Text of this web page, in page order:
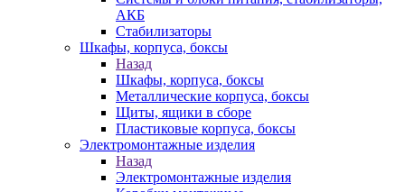
АКБ
Стабилизаторы
Шкафы, корпуса, боксы
Назад
Шкафы, корпуса, боксы
Металлические корпуса, боксы
Щиты, ящики в сборе
Пластиковые корпуса, боксы
Электромонтажные изделия
Назад
Электромонтажные изделия